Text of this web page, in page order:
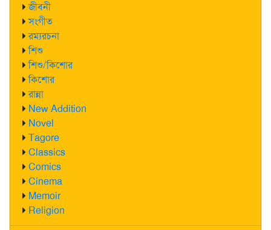
জীবনী
সংগীত
রম্যরচনা
শিশু
শিশু/কিশোর
কিশোর
রান্না
New Addition
Novel
Tagore
Classics
Comics
Cinema
Memoir
Religion